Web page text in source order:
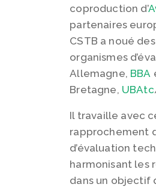
coproduction d’
partenaires
CSTB a noué
organismes
Allemagne, BBA
Bretagne, UBAtc
Il travaille avec
rapprochement
d’évaluation
harmonisant les
dans un objectif